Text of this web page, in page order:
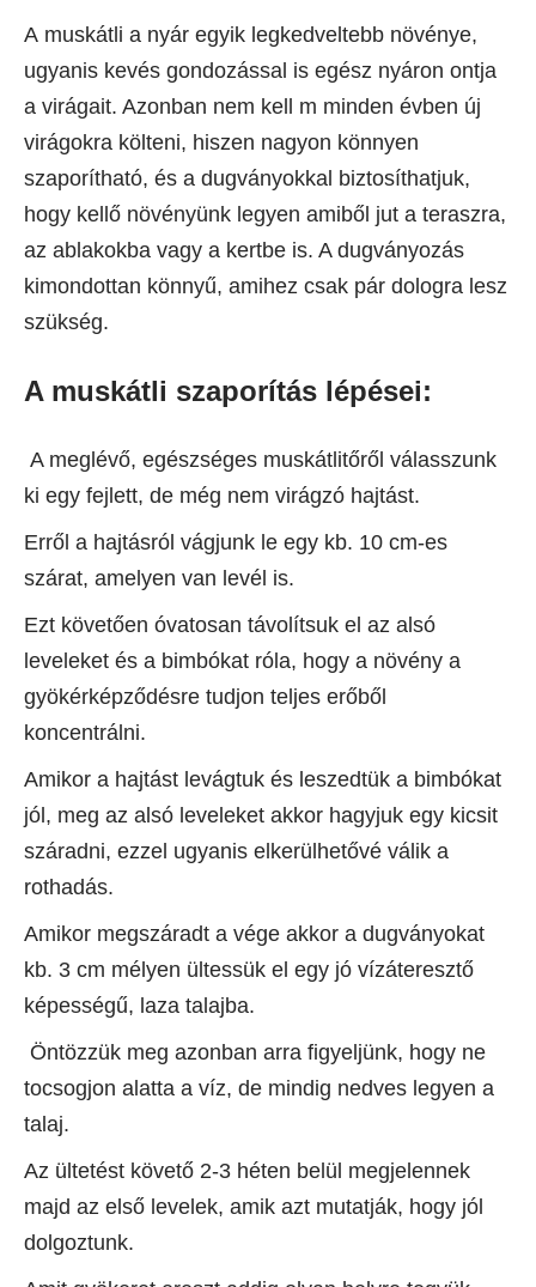
A muskátli a nyár egyik legkedveltebb növénye,
ugyanis kevés gondozással is egész nyáron ontja
a virágait. Azonban nem kell m minden évben új
virágokra költeni, hiszen nagyon könnyen
szaporítható, és a dugványokkal biztosíthatjuk,
hogy kellő növényünk legyen amiből jut a teraszra,
az ablakokba vagy a kertbe is. A dugványozás
kimondottan könnyű, amihez csak pár dologra lesz
szükség.
A muskátli szaporítás lépései:
A meglévő, egészséges muskátlitőről válasszunk
ki egy fejlett, de még nem virágzó hajtást.
Erről a hajtásról vágjunk le egy kb. 10 cm-es
szárat, amelyen van levél is.
Ezt követően óvatosan távolítsuk el az alsó
leveleket és a bimbókat róla, hogy a növény a
gyökérképződésre tudjon teljes erőből
koncentrálni.
Amikor a hajtást levágtuk és leszedtük a bimbókat
jól, meg az alsó leveleket akkor hagyjuk egy kicsit
száradni, ezzel ugyanis elkerülhetővé válik a
rothadás.
Amikor megszáradt a vége akkor a dugványokat
kb. 3 cm mélyen ültessük el egy jó vízáteresztő
képességű, laza talajba.
Öntözzük meg azonban arra figyeljünk, hogy ne
tocsogjon alatta a víz, de mindig nedves legyen a
talaj.
Az ültetést követő 2-3 héten belül megjelennek
majd az első levelek, amik azt mutatják, hogy jól
dolgoztunk.